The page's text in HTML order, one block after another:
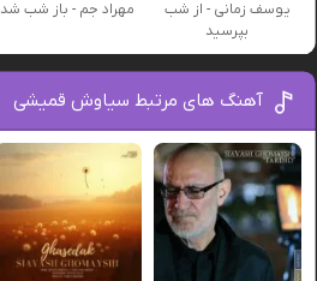
یوسف زمانی - از شب
بپرسید
مهراد جم - باز شب شد
آهنگ های مرتبط سیاوش قمیشی